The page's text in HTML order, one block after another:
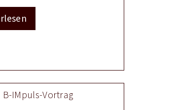
B-IMpuls-Vortrag